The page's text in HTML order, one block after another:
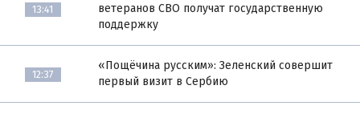
13:41
ветеранов СВО получат государственную
поддержку
12:37
«Пощёчина русским»: Зеленский совершит
первый визит в Сербию